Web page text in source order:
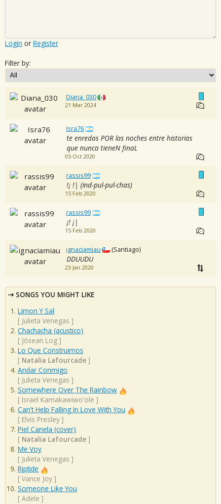
Login or Register
Filter by:
Diana_030
21 Mar 2024
Isra76
te enredas POR las noches entre historias
que nunca tieneN finaL
05 Oct 2020
rassis99
!¡ !| (ind-pul-pul-chas)
15 Feb 2020
rassis99
¡! ¡|
15 Feb 2020
ignaciamiau (Santiago)
DDUUDU
23 Jan 2020
SONGS YOU MIGHT LIKE
Limon Y Sal
[ Julieta Venegas ]
Chachacha (acustico)
[ Jósean Log ]
Lo Que Construimos
[ Natalia Lafourcade ]
Andar Conmigo
[ Julieta Venegas ]
Somewhere Over The Rainbow
[ Israel Kamakawiwo'ole ]
Can't Help Falling In Love With You
[ Elvis Presley ]
Piel Canela (cover)
[ Natalia Lafourcade ]
Me Voy
[ Julieta Venegas ]
Riptide
[ Vance Joy ]
Someone Like You
[ Adele ]